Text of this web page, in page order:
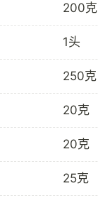
200克
1头
250克
20克
20克
25克